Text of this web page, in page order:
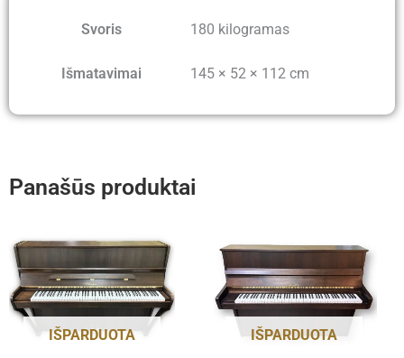
Svoris 180 kilogramas
Išmatavimai 145 × 52 × 112 cm
Panašūs produktai
IŠPARDUOTA IŠPARDUOTA